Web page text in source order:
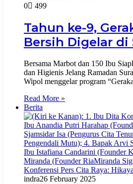
0
499
Tahun ke-9,
Bersih Digelar di
Bersama Marbot dan 150 Ibu
dan Higienis Jelang Ramadan
Wipol menggelar program
Read More »
Berita
indra26 February 2025